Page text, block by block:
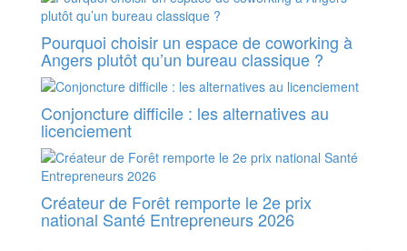
Pourquoi choisir un espace de coworking à
Angers plutôt qu’un bureau classique ?
Conjoncture difficile : les alternatives au
licenciement
Créateur de Forêt remporte le 2e prix
national Santé Entrepreneurs 2026